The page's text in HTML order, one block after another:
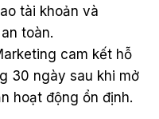
tài khoản và
toàn.
cam kết hỗ
30 ngày sau khi mở
hoạt động ổn định.